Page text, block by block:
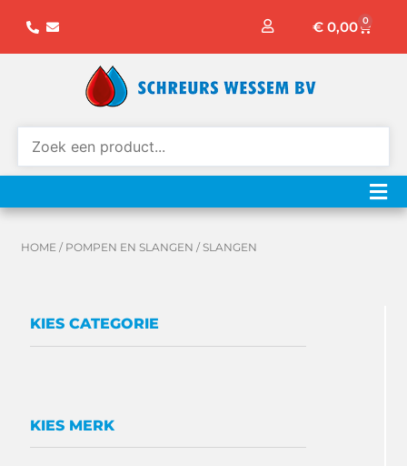
de
€ 0,00 0
HOME / POMPEN EN SLANGEN / SLANGEN
KIES CATEGORIE
KIES MERK